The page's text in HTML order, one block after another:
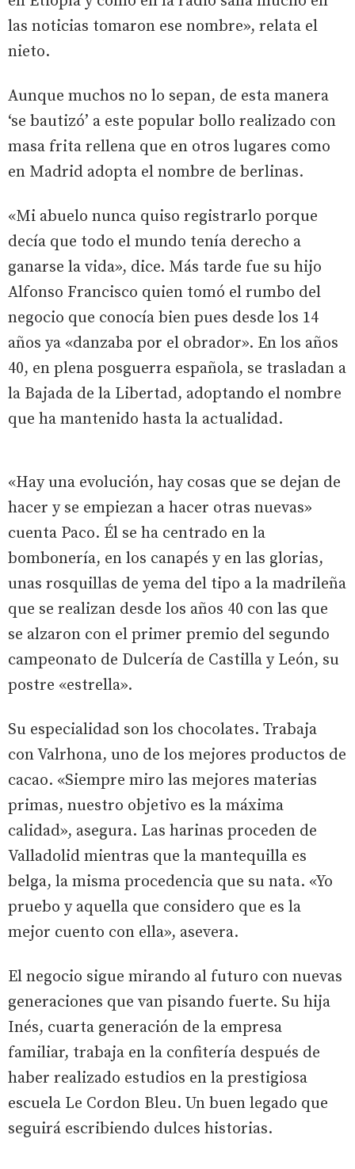
las noticias tomaron ese nombre», relata el
nieto.
Aunque muchos no lo sepan, de esta manera
‘se bautizó’ a este popular bollo realizado con
masa frita rellena que en otros lugares como
en Madrid adopta el nombre de berlinas.
«Mi abuelo nunca quiso registrarlo porque
decía que todo el mundo tenía derecho a
ganarse la vida», dice. Más tarde fue su hijo
Alfonso Francisco quien tomó el rumbo del
negocio que conocía bien pues desde los 14
años ya «danzaba por el obrador». En los años
40, en plena posguerra española, se trasladan a
la Bajada de la Libertad, adoptando el nombre
que ha mantenido hasta la actualidad.
«Hay una evolución, hay cosas que se dejan de
hacer y se empiezan a hacer otras nuevas»
cuenta Paco. Él se ha centrado en la
bombonería, en los canapés y en las glorias,
unas rosquillas de yema del tipo a la madrileña
que se realizan desde los años 40 con las que
se alzaron con el primer premio del segundo
campeonato de Dulcería de Castilla y León, su
postre «estrella».
Su especialidad son los chocolates. Trabaja
con Valrhona, uno de los mejores productos de
cacao. «Siempre miro las mejores materias
primas, nuestro objetivo es la máxima
calidad», asegura. Las harinas proceden de
Valladolid mientras que la mantequilla es
belga, la misma procedencia que su nata. «Yo
pruebo y aquella que considero que es la
mejor cuento con ella», asevera.
El negocio sigue mirando al futuro con nuevas
generaciones que van pisando fuerte. Su hija
Inés, cuarta generación de la empresa
familiar, trabaja en la confitería después de
haber realizado estudios en la prestigiosa
escuela Le Cordon Bleu. Un buen legado que
seguirá escribiendo dulces historias.